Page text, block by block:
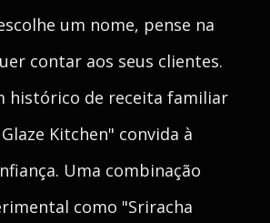
um nome, pense na
contar aos seus clientes.
histórico de receita familiar
Kitchen" convida à
Uma combinação
como "Sriracha